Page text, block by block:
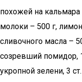
похожей на
молоки – 500 г,
сливочного масла –
созревший помидор,
укропной зелени, 3